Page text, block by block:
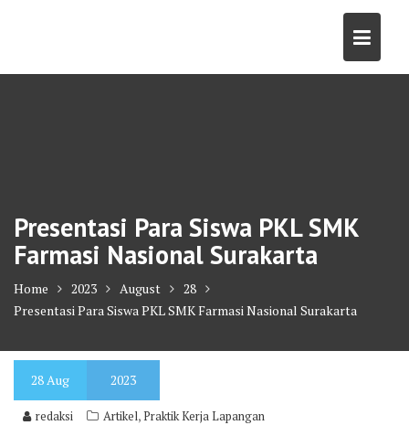
Presentasi Para Siswa PKL SMK
Farmasi Nasional Surakarta
Home 2023 August
28
Presentasi Para Siswa PKL SMK Farmasi Nasional Surakarta
28Aug 2023
redaksi Artikel,Praktik Kerja Lapangan